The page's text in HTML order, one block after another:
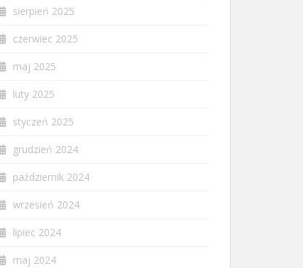
sierpień 2025
czerwiec 2025
maj 2025
luty 2025
styczeń 2025
grudzień 2024
październik 2024
wrzesień 2024
lipiec 2024
maj 2024